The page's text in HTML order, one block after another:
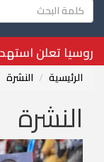
تقرير الطب
الرئيسية النشرة
النشرة